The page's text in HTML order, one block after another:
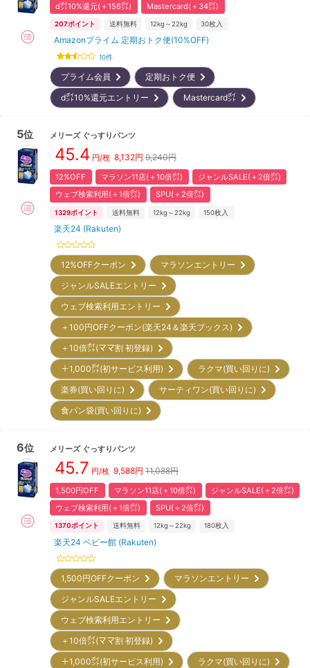
d㌽10%還元(＋156㌽) Mastercard(＋34㌽)
207ポイント 送料無料 12kg～22kg 30枚入
Amazonプライム 定期おトク便(10%OFF)
10件
プライム会員
定期おトク便
d㌽10%還元エントリー
Mastercard㌽
5位 メリーズ ぐっすりパンツ
45.4 円/枚 8,132円 9,240円
12%OFF マラソン11店(＋10倍㌽)
ジャンルSALE(＋2倍㌽)
ウェブ検索利用(＋1倍㌽)
SPU(＋2倍㌽)
1329ポイント 送料無料 12kg～22kg 150枚入
楽天24 (Rakuten)
12%OFFクーポン
マラソンエントリー
ジャンルSALEエントリー
ウェブ検索利用エントリー
＋100円OFFクーポン(楽天24＆楽天ブックス)
＋10倍㌽(ママ割 初登録)
＋1,000㌽(初サービス利用)
ラクマ(買い回りに)
楽券(買い回りに)
サーティワン(買い回りに)
食パン袋(買い回りに)
6位 メリーズ ぐっすりパンツ
45.7 円/枚 9,588円 11,088円
1,500円OFF マラソン11店(＋10倍㌽)
ジャンルSALE(＋2倍㌽)
ウェブ検索利用(＋1倍㌽)
SPU(＋2倍㌽)
1370ポイント 送料無料 12kg～22kg 180枚入
楽天24 ベビー館 (Rakuten)
1,500円OFFクーポン
マラソンエントリー
ジャンルSALEエントリー
ウェブ検索利用エントリー
＋10倍㌽(ママ割 初登録)
＋1,000㌽(初サービス利用)
ラクマ(買い回りに)